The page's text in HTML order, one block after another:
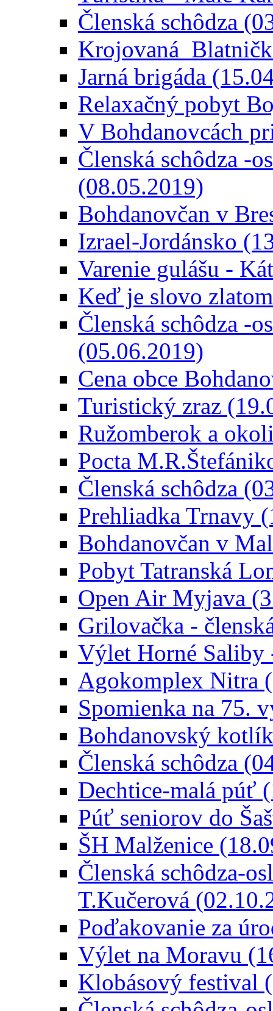
Členská schôdza
Jarná brigáda
Relaxačný pobyt
V Bohdanovcách
Členská schôdza -
(08.05.2019)
Bohdanovčan v
Izrael-Jordánsko
Varenie gulášu -
Keď je slovo
Členská schôdza -
(05.06.2019)
Cena obce
Turistický zraz
Ružomberok a
Pocta
Členská schôdza
Prehliadka Trnavy
Bohdanovčan v
Pobyt Tatranská
Open Air Myjava
Grilovačka -
Výlet Horné Saliby
Agokomplex Nitra
Spomienka na 75.
Bohdanovský
Členská schôdza
Dechtice-malá púť
Púť seniorov do
ŠH Malženice
Členská schôdza-
T.Kučerová
Poďakovanie za
Výlet na Moravu
Klobásový festival